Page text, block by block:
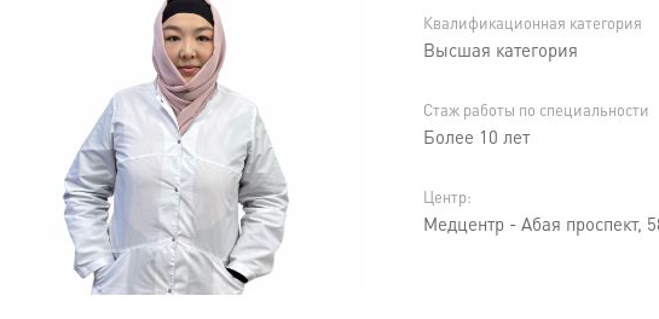
Квалификационная категория
Высшая категория
Стаж работы по специальности
Более 10 лет
Центр:
Медцентр - Абая проспект,